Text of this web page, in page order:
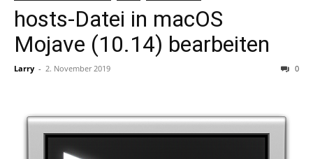
hosts-Datei in macOS
Mojave (10.14) bearbeiten
Larry - 2. November 2019 0